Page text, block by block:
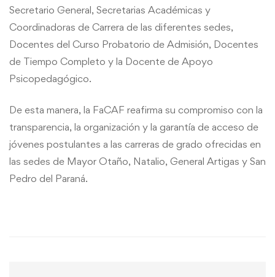
Secretario General, Secretarias Académicas y
Coordinadoras de Carrera de las diferentes sedes,
Docentes del Curso Probatorio de Admisión, Docentes
de Tiempo Completo y la Docente de Apoyo
Psicopedagógico.
De esta manera, la FaCAF reafirma su compromiso con la
transparencia, la organización y la garantía de acceso de
jóvenes postulantes a las carreras de grado ofrecidas en
las sedes de Mayor Otaño, Natalio, General Artigas y San
Pedro del Paraná.